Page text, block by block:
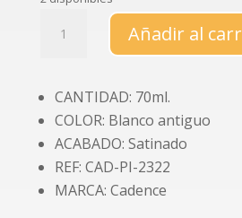
Hybrid
(H004)
cantidad
Añadir al
CANTIDAD: 70ml.
COLOR: Blanco antiguo
ACABADO: Satinado
REF: CAD-PI-2322
MARCA: Cadence